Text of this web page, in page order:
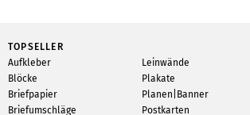
TOPSELLER
Aufkleber
Blöcke
Briefpapier
Briefumschläge
Leinwände
Plakate
Planen|Banner
Postkarten